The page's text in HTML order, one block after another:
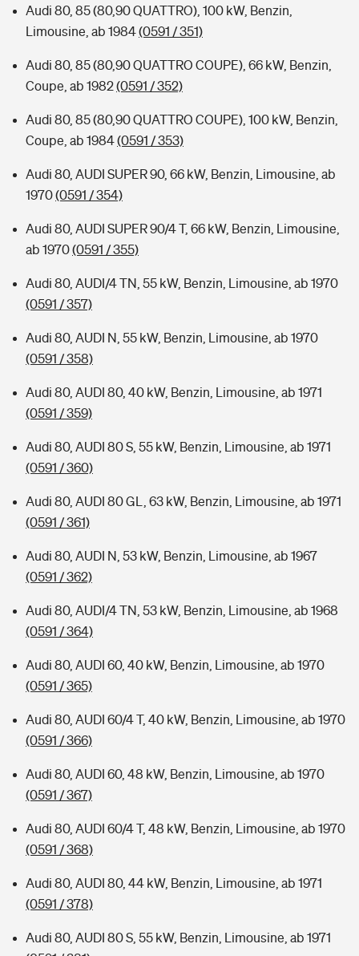
Audi 80, 85 (80,90 QUATTRO), 100 kW, Benzin,
Limousine, ab 1984(0591 / 351)
Audi 80, 85 (80,90 QUATTRO COUPE), 66 kW, Benzin,
Coupe, ab 1982(0591 / 352)
Audi 80, 85 (80,90 QUATTRO COUPE), 100 kW, Benzin,
Coupe, ab 1984(0591 / 353)
Audi 80, AUDI SUPER 90, 66 kW, Benzin, Limousine, ab
1970(0591 / 354)
Audi 80, AUDI SUPER 90/4 T, 66 kW, Benzin, Limousine,
ab 1970(0591 / 355)
Audi 80, AUDI/4 TN, 55 kW, Benzin, Limousine, ab 1970
(0591 / 357)
Audi 80, AUDI N, 55 kW, Benzin, Limousine, ab 1970
(0591 / 358)
Audi 80, AUDI 80, 40 kW, Benzin, Limousine, ab 1971
(0591 / 359)
Audi 80, AUDI 80 S, 55 kW, Benzin, Limousine, ab 1971
(0591 / 360)
Audi 80, AUDI 80 GL, 63 kW, Benzin, Limousine, ab 1971
(0591 / 361)
Audi 80, AUDI N, 53 kW, Benzin, Limousine, ab 1967
(0591 / 362)
Audi 80, AUDI/4 TN, 53 kW, Benzin, Limousine, ab 1968
(0591 / 364)
Audi 80, AUDI 60, 40 kW, Benzin, Limousine, ab 1970
(0591 / 365)
Audi 80, AUDI 60/4 T, 40 kW, Benzin, Limousine, ab 1970
(0591 / 366)
Audi 80, AUDI 60, 48 kW, Benzin, Limousine, ab 1970
(0591 / 367)
Audi 80, AUDI 60/4 T, 48 kW, Benzin, Limousine, ab 1970
(0591 / 368)
Audi 80, AUDI 80, 44 kW, Benzin, Limousine, ab 1971
(0591 / 378)
Audi 80, AUDI 80 S, 55 kW, Benzin, Limousine, ab 1971